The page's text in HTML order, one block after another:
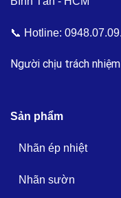
📞 Hotline:
Người chịu trách
Sản phẩm
Nhãn ép nhiệt
Nhãn sườn